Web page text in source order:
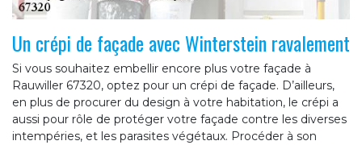
Un crépi de façade avec Winterstein ravalement
Si vous souhaitez embellir encore plus votre façade à
Rauwiller 67320, optez pour un crépi de façade. D’ailleurs,
en plus de procurer du design à votre habitation, le crépi a
aussi pour rôle de protéger votre façade contre les diverses
intempéries, et les parasites végétaux. Procéder à son